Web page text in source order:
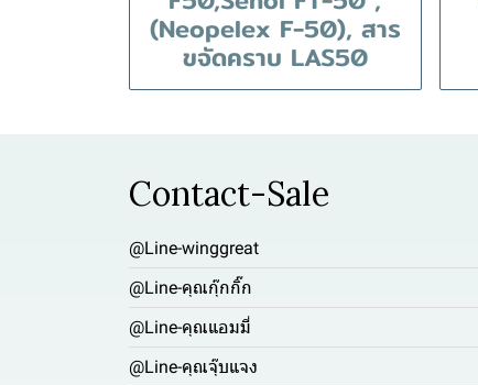
(Neopelex F-50), สาร
ขจัดคราบ LAS50
Contact-Sale
@Line-winggreat
@Line-คุณกุ๊กกิ๊ก
@Line-คุณแอมมี่
@Line-คุณจุ๊บแจง